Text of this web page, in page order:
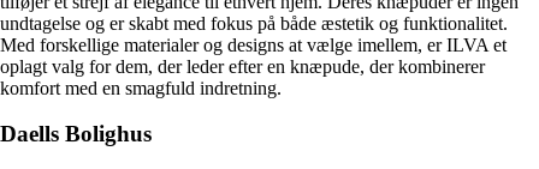
undtagelse og er skabt med fokus på både æstetik og funktionalitet.
Med forskellige materialer og designs at vælge imellem, er ILVA et
oplagt valg for dem, der leder efter en knæpude, der kombinerer
komfort med en smagfuld indretning.
Daells Bolighus